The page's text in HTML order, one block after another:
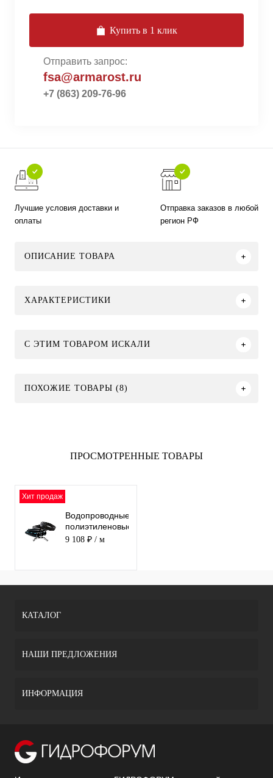
Купить в 1 клик
Отправить запрос:
fsa@armarost.ru
+7 (863) 209-76-96
Лучшие условия доставки и
оплаты
Отправка заказов в любой
регион РФ
ОПИСАНИЕ ТОВАРА
ХАРАКТЕРИСТИКИ
C ЭТИМ ТОВАРОМ ИСКАЛИ
ПОХОЖИЕ ТОВАРЫ (8)
ПРОСМОТРЕННЫЕ ТОВАРЫ
Хит продаж
Водопроводные
полиэтиленовые
трубы ПЭ 100 /
9 108 ₽ / м
КАТАЛОГ
НАШИ ПРЕДЛОЖЕНИЯ
ИНФОРМАЦИЯ